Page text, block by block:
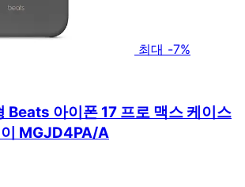
최대 -7%
Beats 아이폰 17 프로 맥스 케이스
MGJD4PA/A